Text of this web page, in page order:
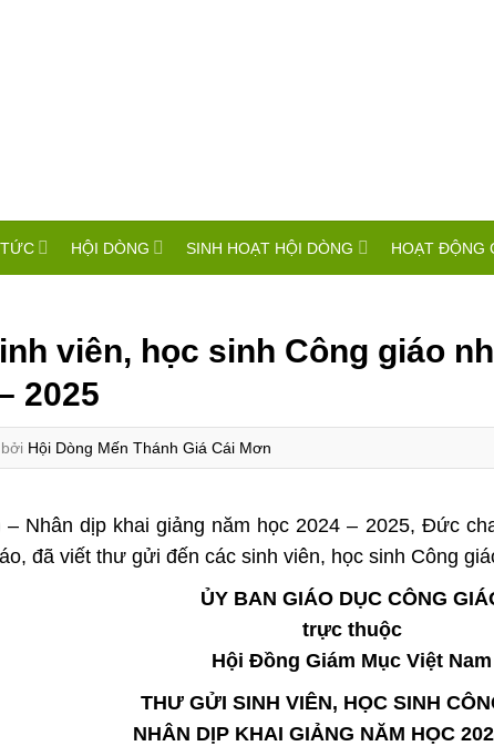
HỘI DÒNG SINH HOẠT HỘI DÒNG HOẠT ĐỘNG
viên, học sinh Công giáo
2025
bởi Hội Dòng Mến Thánh Giá Cái Mơn
Nhân dịp khai giảng năm học 2024 – 2025, Đức
đã viết thư gửi đến các sinh viên, học sinh Công
ỦY BAN GIÁO DỤC CÔNG
trực thuộc
Hội Đồng Giám Mục Việt Nam
THƯ GỬI SINH VIÊN, HỌC SINH
NHÂN DỊP KHAI GIẢNG NĂM HỌC